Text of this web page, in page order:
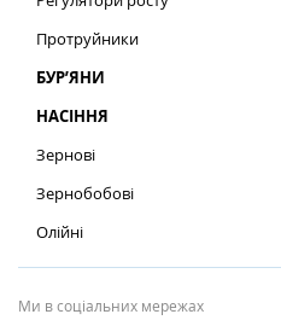
Протруйники
БУР’ЯНИ
НАСІННЯ
Зернові
Зернобобові
Олійні
Ми в соціальних мережах